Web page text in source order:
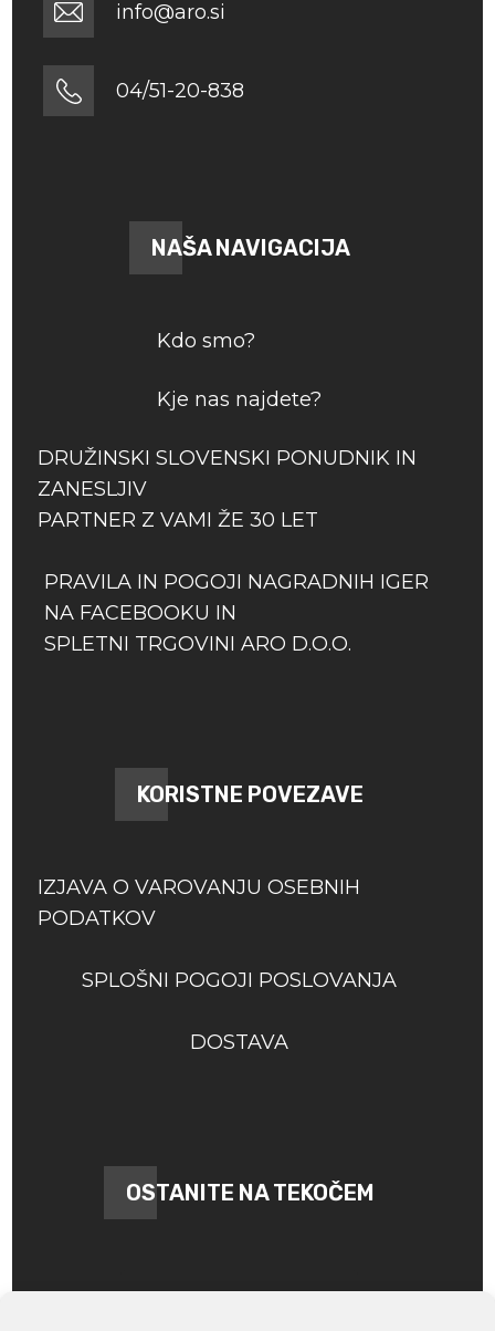
info@aro.si
04/51-20-838
NAŠA NAVIGACIJA
Kdo smo?
Kje nas najdete?
DRUŽINSKI SLOVENSKI PONUDNIK IN
ZANESLJIV
PARTNER Z VAMI ŽE 30 LET
PRAVILA IN POGOJI NAGRADNIH IGER
NA FACEBOOKU IN
SPLETNI TRGOVINI ARO D.O.O.
KORISTNE POVEZAVE
IZJAVA O VAROVANJU OSEBNIH
PODATKOV
SPLOŠNI POGOJI POSLOVANJA
DOSTAVA
OSTANITE NA TEKOČEM